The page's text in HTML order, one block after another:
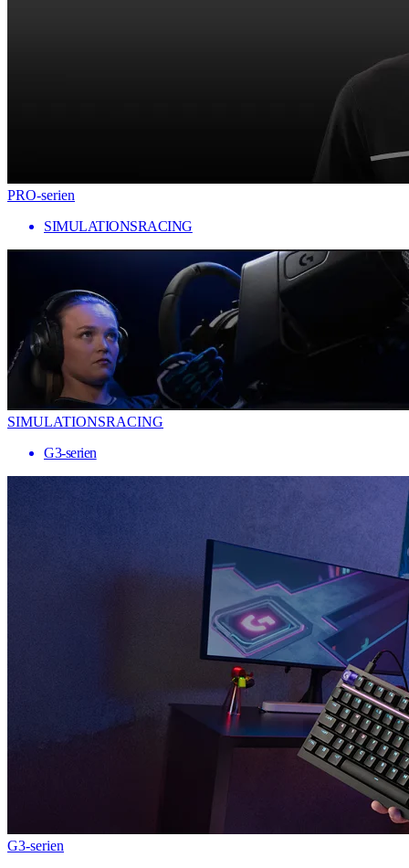
PRO-serien
SIMULATIONSRACING
SIMULATIONSRACING
G3-serien
G3-serien